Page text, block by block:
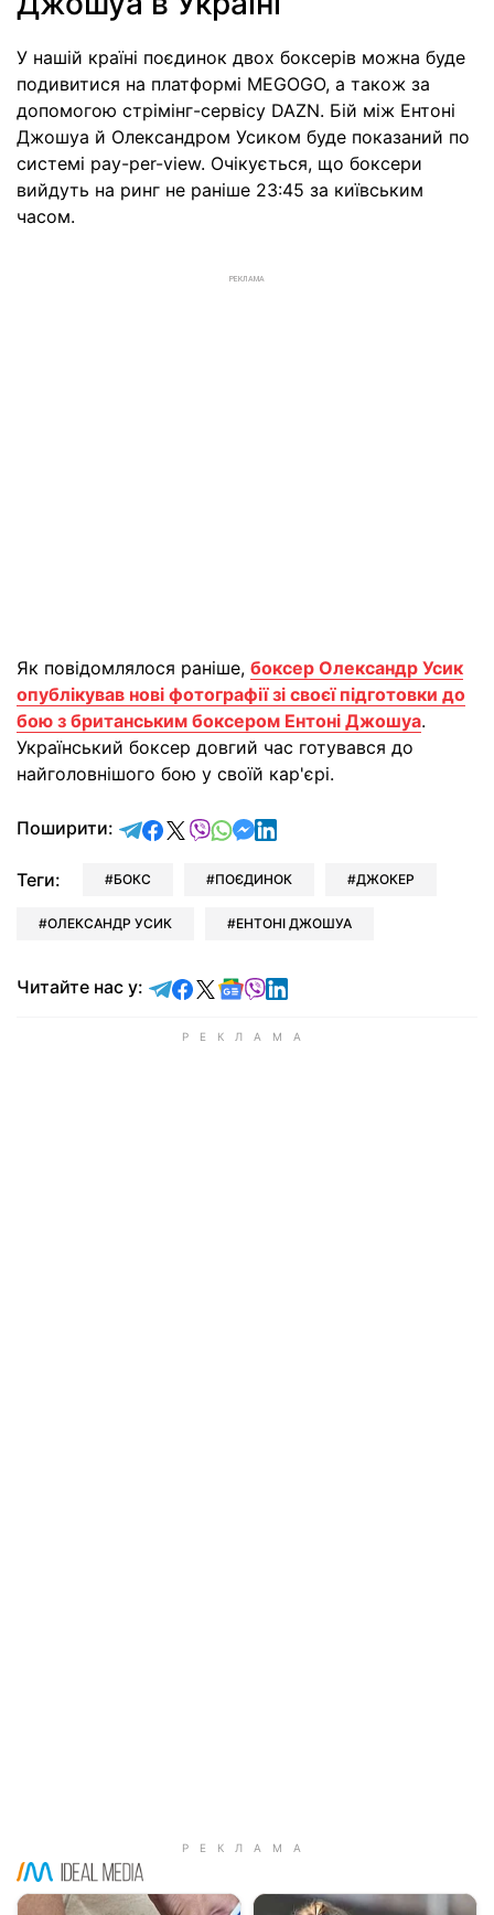
У нашій країні поєдинок двох боксерів можна буде
подивитися на платформі MEGOGO, а також за
допомогою стрімінг-сервісу DAZN. Бій між Ентоні
Джошуа й Олександром Усиком буде показаний по
системі pay-per-view. Очікується, що боксери
вийдуть на ринг не раніше 23:45 за київським
часом.
РЕКЛАМА
Як повідомлялося раніше, боксер Олександр Усик
опублікував нові фотографії зі своєї підготовки до
бою з британським боксером Ентоні Джошуа.
Український боксер довгий час готувався до
найголовнішого бою у своїй кар'єрі.
Поширити: відправити у Telegram
поділитись у Facebook
поділитись у X
відправити у Viber
відправити у Whatsapp
відправити у Messenger
відправити у LinkedIn
Теги: БОКС ПОЄДИНОК ДЖОКЕР
ОЛЕКСАНДР УСИК ЕНТОНІ ДЖОШУА
Читайте нас у: Читайте у Telegram
Читайте у Facebook
Читайте у X
Читайте у Google news
Читайте у Viber
Читайте у LinkedIn